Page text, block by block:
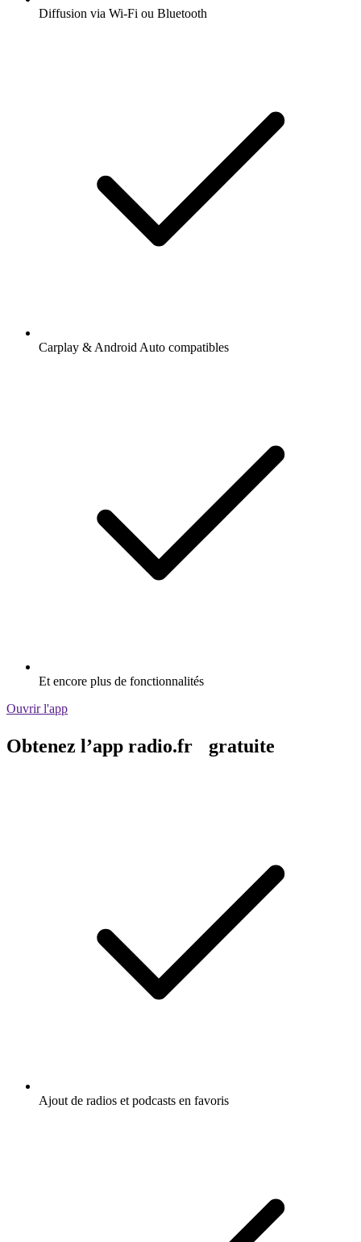
Diffusion via Wi-Fi ou Bluetooth
Carplay & Android Auto compatibles
Et encore plus de fonctionnalités
Ouvrir l'app
Obtenez l’app radio.fr gratuite
Ajout de radios et podcasts en favoris